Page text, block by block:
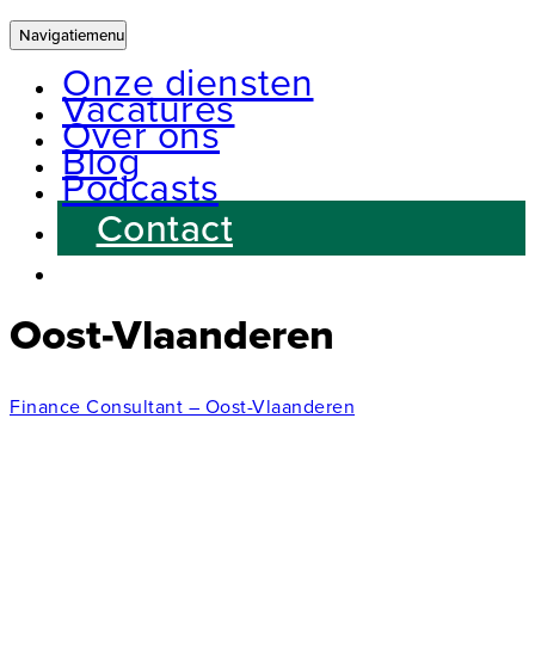
Navigatiemenu
Onze diensten
Vacatures
Over ons
Blog
Podcasts
Contact
Oost-Vlaanderen
Finance Consultant – Oost-Vlaanderen